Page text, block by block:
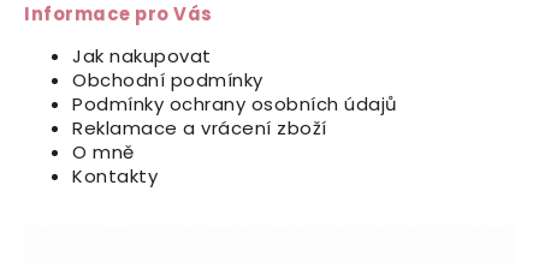
Informace pro Vás
Jak nakupovat
Obchodní podmínky
Podmínky ochrany osobních údajů
Reklamace a vrácení zboží
O mně
Kontakty